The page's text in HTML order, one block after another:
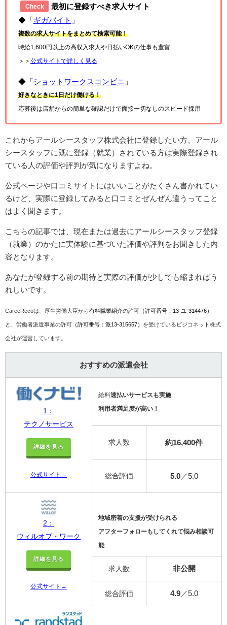
Check
最初に登録すべき求人サイト
◆「 ギガバイト 」
複数の求人サイトをまとめて検索可能！
時給1,600円以上の高収入求人や日払いOKの仕事も豊富
＞＞ 公式サイトで詳しく見る
◆「 ショットワークスコンビニ 」
好きなときに1日だけ働ける！
応募後は店舗からの簡単な確認だけで面接一切なしのスピード採用
これからアールシースタッフ株式会社に登録したい方、アール
シースタッフに既に登録（就業）されている方は実際登録され
ている人の評価や評判が気になりますよね。
公式ページや口コミサイトにはいいことがたくさん書かれてい
るけど、実際に登録してみると口コミとぜんぜん違うってこと
はよく聞きます。
こちらの記事では、現在または過去にアールシースタッフ登録
（就業）のかたに実体験に基づいた評価や評判をお聞きした内
容となります。
あなたが登録する前の期待と実際の評価が少しでも縮まればう
れしいです。
CareeRecoは、厚生労働大臣から有料職業紹介の許可 （許可番号：13-ユ-314476）
と、労働者派遣事業の許可 （許可番号：派13-315657） を受けているビジコネット株式
会社が運営しています。
おすすめの派遣会社
1：
テクノサービス
詳細を見る
公式サイト→
給料速払いサービスも実施
利用者満足度が高い！
求人数 約16,400件
総合評価 5.0／5.0
2：
ウィルオブ・ワーク
詳細を見る
公式サイト→
地域密着の支援が受けられる
アフターフォローもしてくれて悩み相談可
能
求人数 非公開
総合評価 4.9／5.0